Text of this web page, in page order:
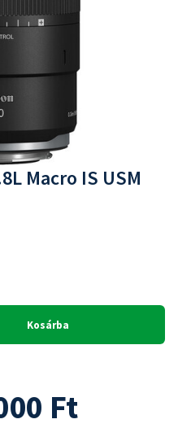
Macro IS USM
Ft